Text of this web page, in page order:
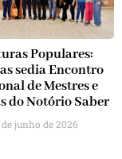
Populares:
sedia Encontro
de Mestres e
do Notório Saber
de junho de 2026